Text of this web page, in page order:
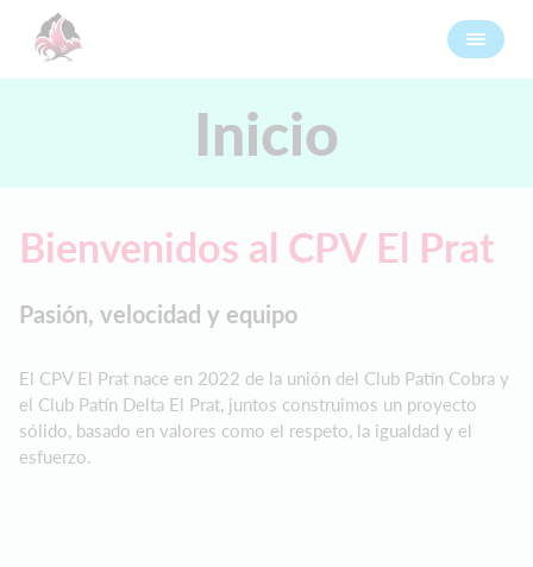
Inicio
Bienvenidos al CPV El Prat
Pasión, velocidad y equipo
El CPV El Prat nace en 2022 de la unión del Club Patín Cobra y
el Club Patín Delta El Prat, juntos construimos un proyecto
sólido, basado en valores como el respeto, la igualdad y el
esfuerzo.